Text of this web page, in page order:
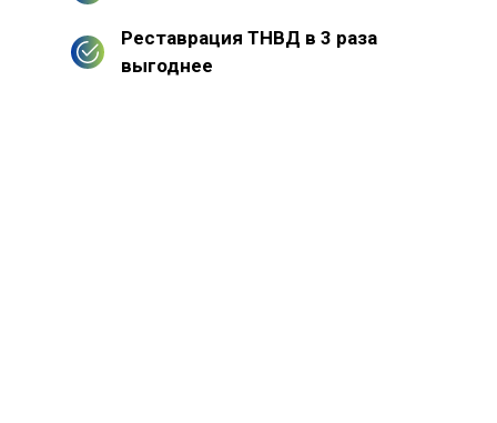
Реставрация ТНВД в 3 раза
выгоднее